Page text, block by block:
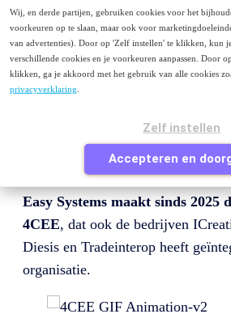
Wij, en derde partijen, gebruiken cookies voor het
voorkeuren op te slaan, maar ook voor
van advertenties). Door op 'Zelf instellen' te klikken, kun
verschillende cookies en je voorkeuren aanpassen. Door
klikken, ga je akkoord met het gebruik van alle cookies
privacyverklaring
Zelf instellen
Accepteren en
Purchase to Pay
E-facturatie
Peppol
Contact
Je bezoekt deze pagina
komt en op zoek
Systems of naar informatie over
purchase to pay.
Easy Systems maakt sinds 2025
4CEE, dat ook de bedrijven
Diesis en Tradeinterop heeft
organisatie.